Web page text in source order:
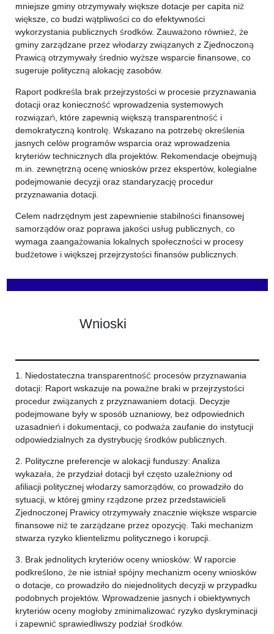
mniejsze gminy otrzymywały większe dotacje per capita niż
większe, co budzi wątpliwości co do efektywności
wykorzystania publicznych środków. Zauważono również, że
gminy zarządzane przez włodarzy związanych z Zjednoczoną
Prawicą otrzymywały średnio wyższe wsparcie finansowe, co
sugeruje polityczną alokację zasobów.
Raport podkreśla brak przejrzystości w procesie przyznawania
dotacji oraz konieczność wprowadzenia systemowych
rozwiązań, które zapewnią większą transparentność i
demokratyczną kontrolę. Wskazano na potrzebę określenia
jasnych celów programów wsparcia oraz wprowadzenia
kryteriów technicznych dla projektów. Rekomendacje obejmują
m.in. zewnętrzną ocenę wniosków przez ekspertów, kolegialne
podejmowanie decyzji oraz standaryzację procedur
przyznawania dotacji.
Celem nadrzędnym jest zapewnienie stabilności finansowej
samorządów oraz poprawa jakości usług publicznych, co
wymaga zaangażowania lokalnych społeczności w procesy
budżetowe i większej przejrzystości finansów publicznych.
Wnioski
1. Niedostateczna transparentność procesów przyznawania
dotacji: Raport wskazuje na poważne braki w przejrzystości
procedur związanych z przyznawaniem dotacji. Decyzje
podejmowane były w sposób uznaniowy, bez odpowiednich
uzasadnień i dokumentacji, co podważa zaufanie do instytucji
odpowiedzialnych za dystrybucję środków publicznych.
2. Polityczne preferencje w alokacji funduszy: Analiza
wykazała, że przydział dotacji był często uzależniony od
afiliacji politycznej włodarzy samorządów, co prowadziło do
sytuacji, w której gminy rządzone przez przedstawicieli
Zjednoczonej Prawicy otrzymywały znacznie większe wsparcie
finansowe niż te zarządzane przez opozycję. Taki mechanizm
stwarza ryzyko klientelizmu politycznego i korupcji.
3. Brak jednolitych kryteriów oceny wniosków: W raporcie
podkreślono, że nie istniał spójny mechanizm oceny wniosków
o dotacje, co prowadziło do niejednolitych decyzji w przypadku
podobnych projektów. Wprowadzenie jasnych i obiektywnych
kryteriów oceny mogłoby zminimalizować ryzyko dyskryminacji
i zapewnić sprawiedliwszy podział środków.